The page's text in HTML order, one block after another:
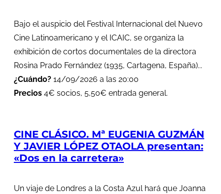
Bajo el auspicio del Festival Internacional del Nuevo
Cine Latinoamericano y el ICAIC, se organiza la
exhibición de cortos documentales de la directora
Rosina Prado Fernández (1935, Cartagena, España)...
¿Cuándo? 14/09/2026 a las 20:00
Precios 4€ socios, 5,50€ entrada general.
CINE CLÁSICO. Mª EUGENIA GUZMÁN
Y JAVIER LÓPEZ OTAOLA presentan:
«Dos en la carretera»
Un viaje de Londres a la Costa Azul hará que Joanna